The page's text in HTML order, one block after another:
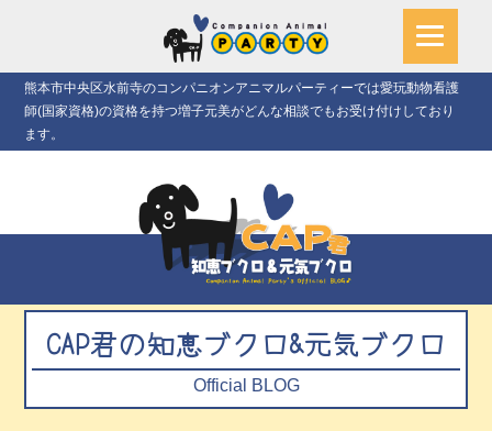
熊本市中央区水前寺のコンパニオンアニマルパーティーでは愛玩動物看護
師(国家資格)の資格を持つ増子元美がどんな相談でもお受け付けしており
ます。
CAP君の知恵ブクロ&元気ブクロ
Official BLOG